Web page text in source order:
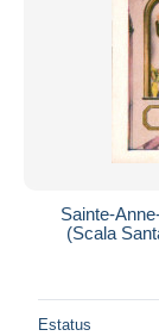
Sainte-
(Scala
Estatus